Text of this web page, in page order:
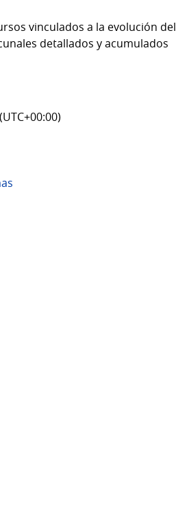
vinculados a la evolución del
detallados y acumulados